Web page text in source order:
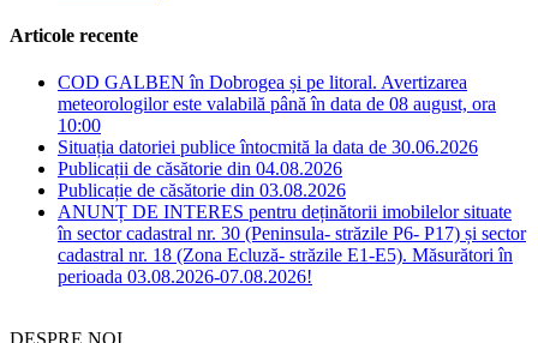
Articole recente
COD GALBEN în Dobrogea și pe litoral. Avertizarea
meteorologilor este valabilă până în data de 08 august, ora
10:00
Situația datoriei publice întocmită la data de 30.06.2026
Publicații de căsătorie din 04.08.2026
Publicație de căsătorie din 03.08.2026
ANUNȚ DE INTERES pentru deținătorii imobilelor situate
în sector cadastral nr. 30 (Peninsula- străzile P6- P17) și sector
cadastral nr. 18 (Zona Ecluză- străzile E1-E5). Măsurători în
perioada 03.08.2026-07.08.2026!
DESPRE NOI